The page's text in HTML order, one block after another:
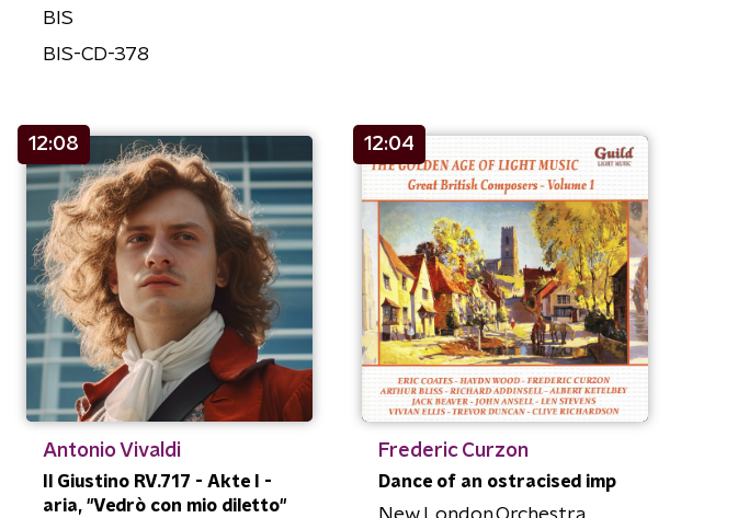
BIS
BIS-CD-378
12:08
Antonio Vivaldi
Il Giustino RV.717 - Akte I -
aria, "Vedrò con mio diletto"
12:04
Frederic Curzon
Dance of an ostracised imp